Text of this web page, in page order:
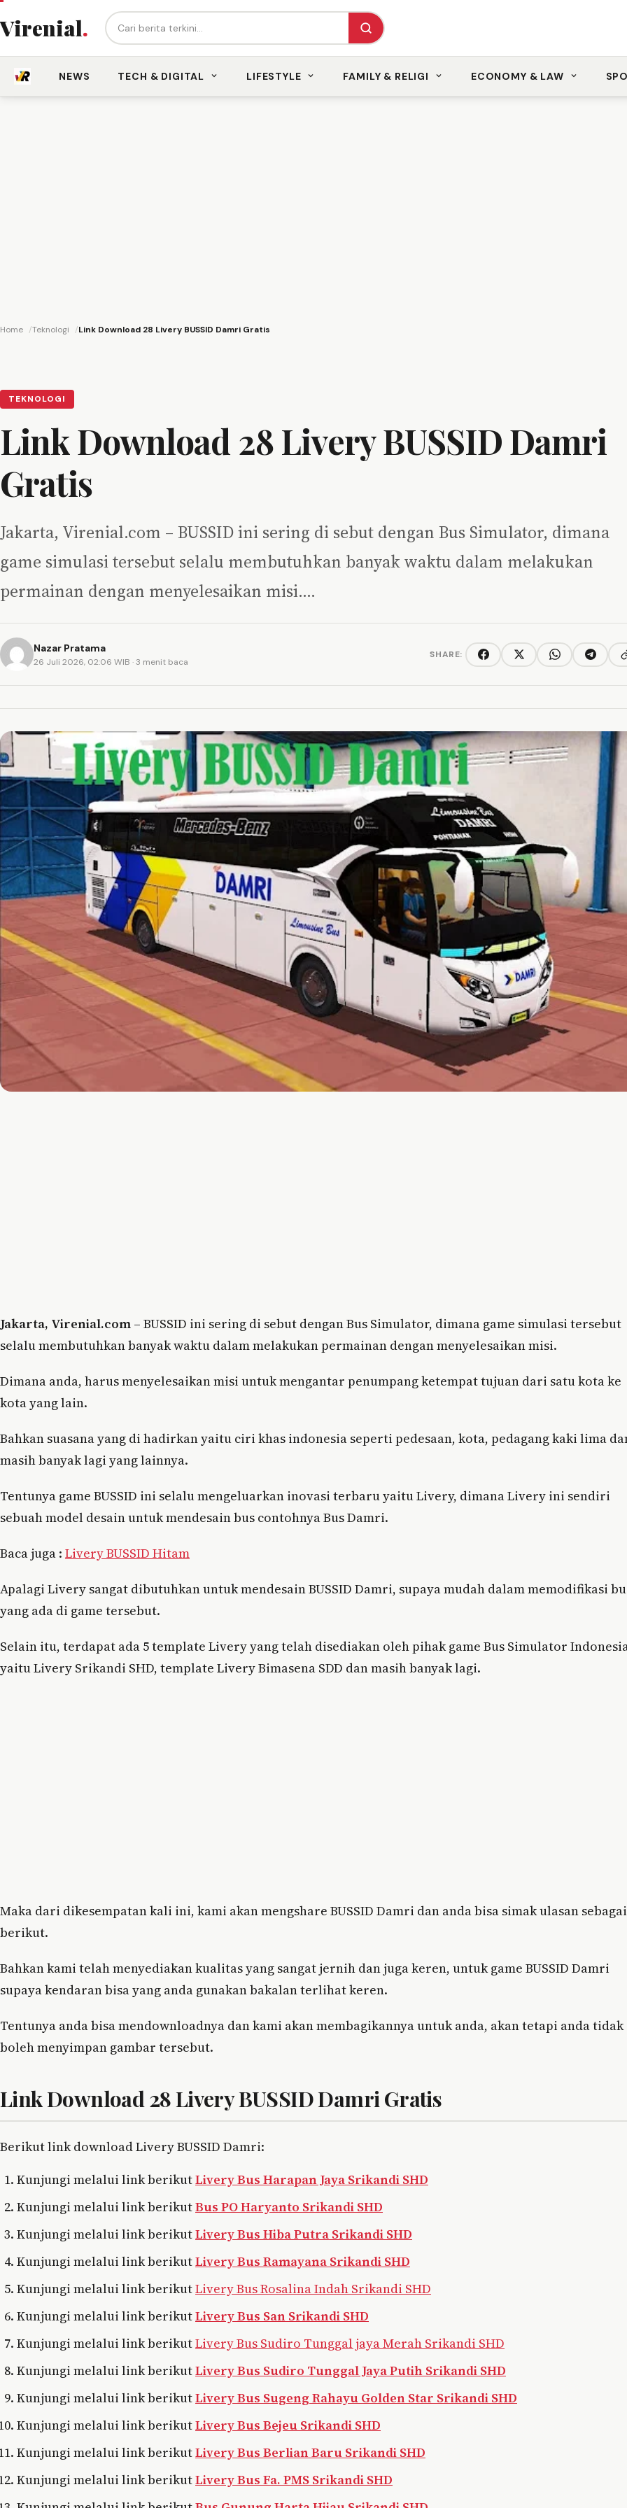
Virenial. Cari berita...
NEWS TECH & DIGITAL LIFESTYLE FAMILY & RELIGI ECONOMY & LAW
Home Teknologi Link Download 28 Livery BUSSID Damri Gratis
TEKNOLOGI
Link Download 28 Livery BUSSID Damri
Gratis
Jakarta, Virenial.com – BUSSID ini sering di sebut dengan Bus Simulator, dimana
game simulasi tersebut selalu membutuhkan banyak waktu dalam melakukan
permainan dengan menyelesaikan misi.…
Nazar Pratama
26 Juli 2026, 02:06 WIB · 3 menit baca
SHARE: FacebookTwitter/XWhatsAppTelegram
Jakarta, Virenial.com – BUSSID ini sering di sebut dengan Bus Simulator, dimana game simulasi tersebut
selalu membutuhkan banyak waktu dalam melakukan permainan dengan menyelesaikan misi.
Dimana anda, harus menyelesaikan misi untuk mengantar penumpang ketempat tujuan dari satu kota ke
kota yang lain.
Bahkan suasana yang di hadirkan yaitu ciri khas indonesia seperti pedesaan, kota, pedagang kaki lima
masih banyak lagi yang lainnya.
Tentunya game BUSSID ini selalu mengeluarkan inovasi terbaru yaitu Livery, dimana Livery ini sendiri
sebuah model desain untuk mendesain bus contohnya Bus Damri.
Baca juga : Livery BUSSID Hitam
Apalagi Livery sangat dibutuhkan untuk mendesain BUSSID Damri, supaya mudah dalam memodifikasi
yang ada di game tersebut.
Selain itu, terdapat ada 5 template Livery yang telah disediakan oleh pihak game Bus Simulator
yaitu Livery Srikandi SHD, template Livery Bimasena SDD dan masih banyak lagi.
Maka dari dikesempatan kali ini, kami akan mengshare BUSSID Damri dan anda bisa simak ulasan sebagai
berikut.
Bahkan kami telah menyediakan kualitas yang sangat jernih dan juga keren, untuk game BUSSID Damri
supaya kendaran bisa yang anda gunakan bakalan terlihat keren.
Tentunya anda bisa mendownloadnya dan kami akan membagikannya untuk anda, akan tetapi anda tidak
boleh menyimpan gambar tersebut.
Link Download 28 Livery BUSSID Damri Gratis
Berikut link download Livery BUSSID Damri:
Kunjungi melalui link berikutLivery Bus Harapan Jaya Srikandi SHD
Kunjungi melalui link berikutBus PO Haryanto Srikandi SHD
Kunjungi melalui link berikutLivery Bus Hiba Putra Srikandi SHD
Kunjungi melalui link berikutLivery Bus Ramayana Srikandi SHD
Kunjungi melalui link berikutLivery Bus Rosalina Indah Srikandi SHD
Kunjungi melalui link berikutLivery Bus San Srikandi SHD
Kunjungi melalui link berikutLivery Bus Sudiro Tunggal jaya Merah Srikandi SHD
Kunjungi melalui link berikutLivery Bus Sudiro Tunggal Jaya Putih Srikandi SHD
Kunjungi melalui link berikutLivery Bus Sugeng Rahayu Golden Star Srikandi SHD
Kunjungi melalui link berikutLivery Bus Bejeu Srikandi SHD
Kunjungi melalui link berikutLivery Bus Berlian Baru Srikandi SHD
Kunjungi melalui link berikutLivery Bus Fa. PMS Srikandi SHD